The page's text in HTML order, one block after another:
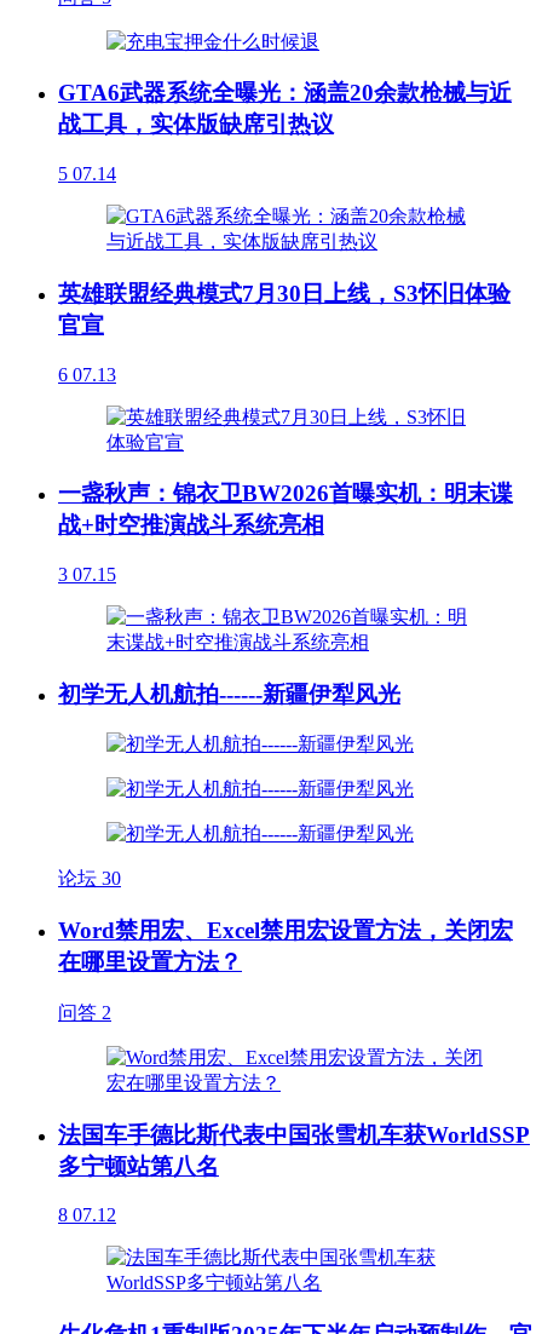
GTA6武器系统全曝光：涵盖20余款枪械与近
战工具，实体版缺席引热议
5 07.14
英雄联盟经典模式7月30日上线，S3怀旧体验
官宣
6 07.13
一盏秋声：锦衣卫BW2026首曝实机：明末谍
战+时空推演战斗系统亮相
3 07.15
初学无人机航拍------新疆伊犁风光
论坛 30
Word禁用宏、Excel禁用宏设置方法，关闭宏
在哪里设置方法？
问答 2
法国车手德比斯代表中国张雪机车获WorldSSP
多宁顿站第八名
8 07.12